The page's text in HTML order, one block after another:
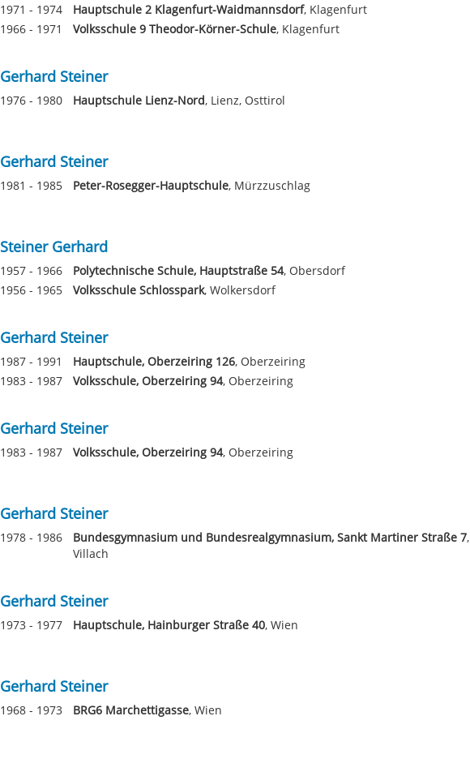
1971 - 1974 Hauptschule 2 Klagenfurt-Waidmannsdorf, Klagenfurt
1966 - 1971
Volksschule 9 Theodor-Körner-Schule, Klagenfurt
Gerhard Steiner
1976 - 1980 Hauptschule Lienz-Nord, Lienz, Osttirol
Gerhard Steiner
1981 - 1985 Peter-Rosegger-Hauptschule, Mürzzuschlag
Steiner Gerhard
1957 - 1966 Polytechnische Schule, Hauptstraße 54, Obersdorf
1956 - 1965
Volksschule Schlosspark, Wolkersdorf
Gerhard Steiner
1987 - 1991 Hauptschule, Oberzeiring 126, Oberzeiring
1983 - 1987
Volksschule, Oberzeiring 94, Oberzeiring
Gerhard Steiner
1983 - 1987 Volksschule, Oberzeiring 94, Oberzeiring
Gerhard Steiner
1978 - 1986 Bundesgymnasium und Bundesrealgymnasium, Sankt Martiner Straße 7,
Villach
Gerhard Steiner
1973 - 1977 Hauptschule, Hainburger Straße 40, Wien
Gerhard Steiner
1968 - 1973 BRG6 Marchettigasse, Wien